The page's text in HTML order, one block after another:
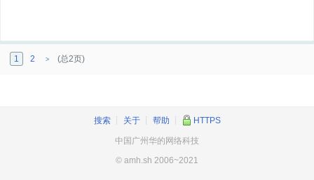
1 2 > (总2页)
搜索┊ 关于┊ 帮助 HTTPS
中国广州华的网络科技
© amh.sh 2006~2021